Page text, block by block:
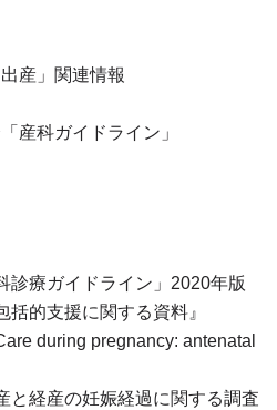
産」関連情報
産科ガイドライン」
診療ガイドライン」2020年版
的支援に関する資料』
during pregnancy: antenatal
と経産の妊娠経過に関する調査